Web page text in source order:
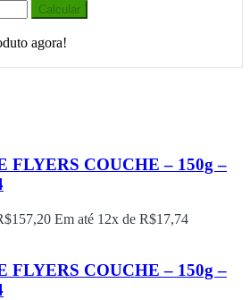
Calcular
agora!
FLYERS COUCHE – 150g –
157,20 Em até 12x de R$17,74
FLYERS COUCHE – 150g –